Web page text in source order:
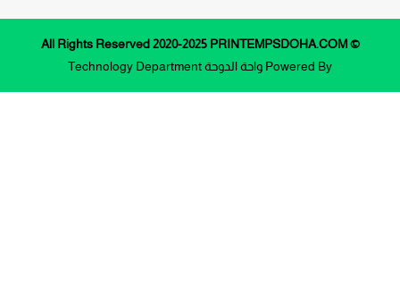
© All Rights Reserved 2020-2025 PRINTEMPSDOHA.COM
Powered By واحة الدوحة